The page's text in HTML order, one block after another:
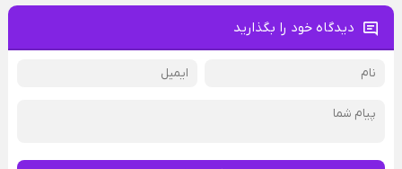
دیدگاه خود را بگذارید